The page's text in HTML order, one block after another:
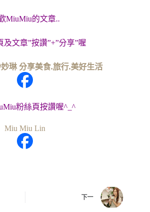
MiuMiu的文章..
及文章”按讚”+”分享”喔
琳 分享美食.旅行.美好生活
粉絲頁按讚喔^_^
Miu Miu Lin
下一